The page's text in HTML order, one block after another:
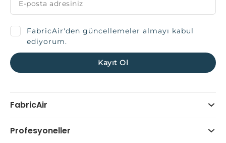
FabricAir
Profesyoneller
FabricAir'den güncellemeler almayı kabul
ediyorum.